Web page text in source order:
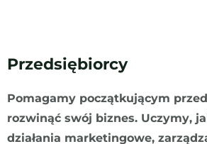
Przedsiębiorcy
Pomagamy początkującym
rozwinąć swój biznes. Uczymy,
działania marketingowe,